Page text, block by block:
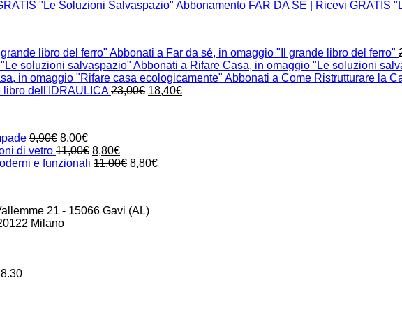
Abbonamento FAR DA SÉ | Ricevi GRATIS
Abbonati a Far da sé, in omaggio "Il grande libro del ferro"
Abbonati a Rifare Casa, in omaggio "Le soluzioni
Abbonati a Come Ristrutturare la
libro dell'IDRAULICA 23,00€ Il
18,40€Il
9,90€ Il
prezzo
originale
8,00€Il
prezzo
attuale
di vetro 11,00€ Il
prezzo
8,80€Il
prezzo
e funzionali 11,00€ Il
11,00€.
8,80€Il
21 - 15066 Gavi (AL)
Milano